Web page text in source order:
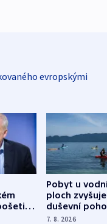
evropskými
Pobyt u
ploch zvyšuje
duševní
ukázala
7. 8. 2026